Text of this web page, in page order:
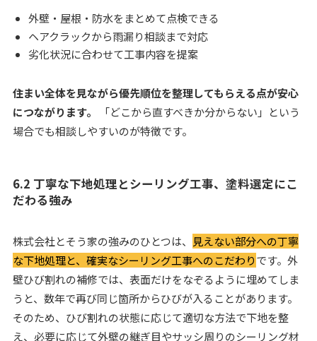
外壁・屋根・防水をまとめて点検できる
ヘアクラックから雨漏り相談まで対応
劣化状況に合わせて工事内容を提案
住まい全体を見ながら優先順位を整理してもらえる点が安心
につながります。
「どこから直すべきか分からない」という
場合でも相談しやすいのが特徴です。
6.2 丁寧な下地処理とシーリング工事、塗料選定にこ
だわる強み
株式会社とそう家の強みのひとつは、 見えない部分への丁寧
な下地処理と、確実なシーリング工事へのこだわりです。外
壁ひび割れの補修では、表面だけをなぞるように埋めてしま
うと、数年で再び同じ箇所からひびが入ることがあります。
そのため、ひび割れの状態に応じて適切な方法で下地を整
え、必要に応じて外壁の継ぎ目やサッシ周りのシーリング材